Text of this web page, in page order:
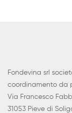
Fondevina srl
coordinamento da
Via Francesco
31053 Pieve di